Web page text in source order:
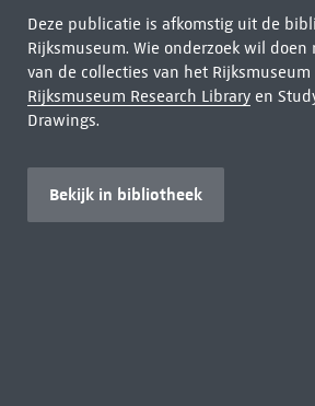
Deze publicatie is afkomstig uit de
Rijksmuseum. Wie onderzoek wil
van de collecties van het
Rijksmuseum Research Libraryen
Drawings.
Bekijk in bibliotheek